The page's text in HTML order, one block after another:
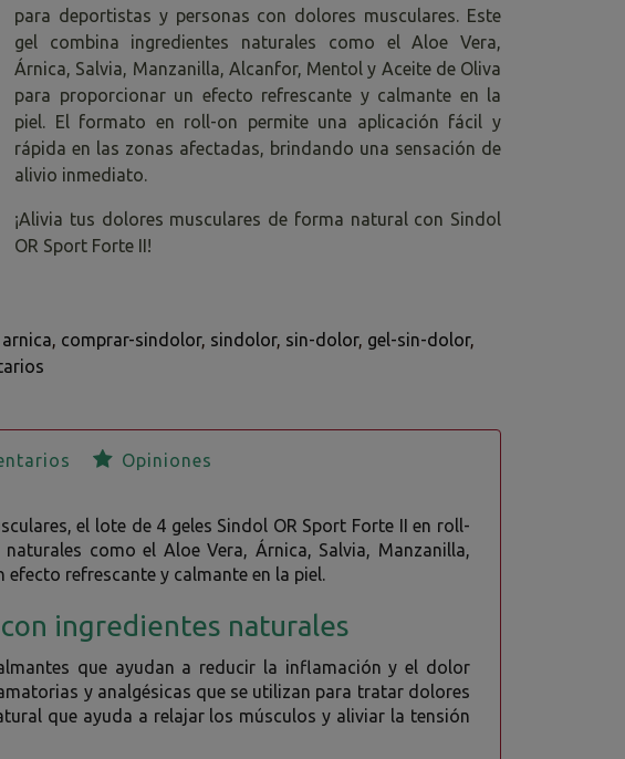
para deportistas y personas con dolores musculares. Este
gel combina ingredientes naturales como el Aloe Vera,
Árnica, Salvia, Manzanilla, Alcanfor, Mentol y Aceite de Oliva
para proporcionar un efecto refrescante y calmante en la
piel. El formato en roll-on permite una aplicación fácil y
rápida en las zonas afectadas, brindando una sensación de
alivio inmediato.
¡Alivia tus dolores musculares de forma natural con Sindol
OR Sport Forte II!
arnica comprar-sindolor sindolor sin-dolor gel-sin-dolor
Opiniones
el lote de 4 geles Sindol OR Sport Forte II en roll-
como el Aloe Vera, Árnica, Salvia, Manzanilla,
refrescante y calmante en la piel.
ingredientes naturales
que ayudan a reducir la inflamación y el dolor
y analgésicas que se utilizan para tratar dolores
que ayuda a relajar los músculos y aliviar la tensión